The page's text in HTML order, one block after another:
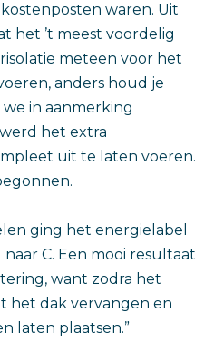
waren. Uit
het ’t meest voordelig
meteen voor het
anders houd je
we in aanmerking
het extra
uit te laten voeren.
ging het energielabel
C. Een mooi resultaat
want zodra het
het dak vervangen en
laten plaatsen.”